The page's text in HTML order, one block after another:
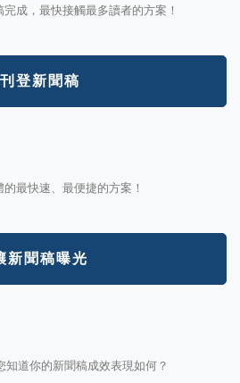
成，最快接觸最多讀者的方案！
刊登新聞稿
最快速、最便捷的方案！
新聞稿曝光
道你的新聞稿成效表現如何？